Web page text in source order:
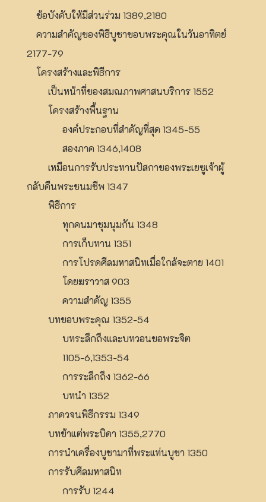
ข้อบังคับให้มีส่วนร่วม 1389,2180
ความสำคัญของพิธีบูชาขอบพระคุณในวันอาทิตย์
2177-79
โครงสร้างและพิธีการ
เป็นหน้าที่ของสมณภาพศาสนบริการ 1552
โครงสร้างพื้นฐาน
องค์ประกอบที่สำคัญที่สุด 1345-55
สองภาค 1346,1408
เหมือนการรับประทานปัสกาของพระเยซูเจ้าผู้
กลับคืนพระชนมชีพ 1347
พิธีการ
ทุกคนมาชุมนุมกัน 1348
การเก็บทาน 1351
การโปรดศีลมหาสนิทเมื่อใกล้จะตาย 1401
โดยฆราวาส 903
ความสำคัญ 1355
บทขอบพระคุณ 1352-54
บทระลึกถึงและบทวอนขอพระจิต
1105-6,1353-54
การระลึกถึง 1362-66
บทนำ 1352
ภาควจนพิธีกรรม 1349
บทข้าแต่พระบิดา 1355,2770
การนำเครื่องบูชามาที่พระแท่นบูชา 1350
การรับศีลมหาสนิท
การรับ 1244